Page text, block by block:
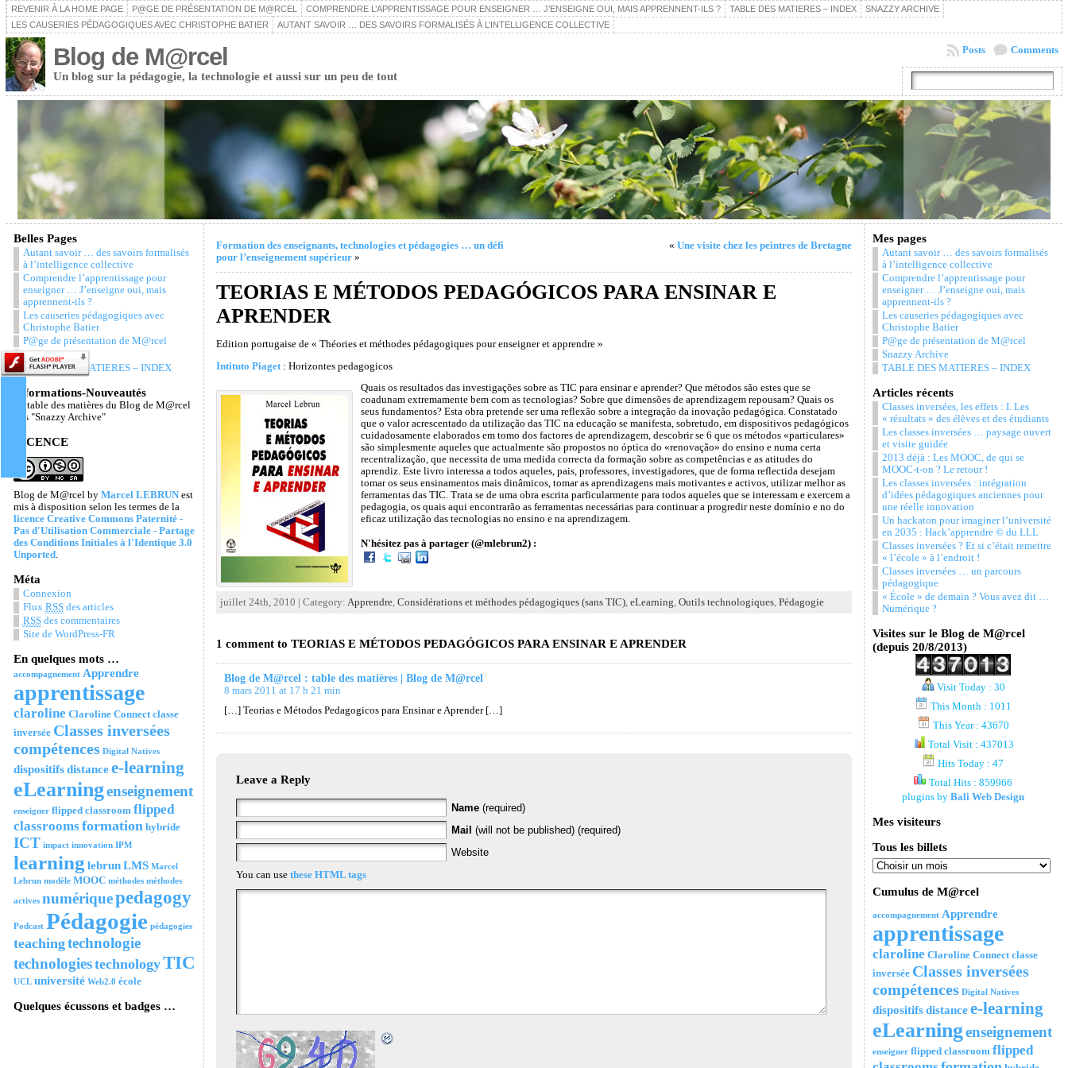
REVENIR À LA HOME PAGE P@GE DE PRÉSENTATION DE M@RCEL COMPRENDRE L’APPRENTISSAGE POUR ENSEIGNER … J’ENSEIGNE OUI, MAIS APPRENNENT-ILS ? TABLE DES MATIERES – INDEX
SNAZZY ARCHIVE
LES CAUSERIES PÉDAGOGIQUES AVEC CHRISTOPHE BATIER
AUTANT SAVOIR … DES SAVOIRS FORMALISÉS À L’INTELLIGENCE COLLECTIVE
Blog de M@rcel
Un blog sur la pédagogie, la technologie et aussi sur un peu de tout
Comments
Posts
Belles Pages
Autant savoir … des savoirs formalisés
à l’intelligence collective
Comprendre l’apprentissage pour
enseigner … J’enseigne oui, mais
apprennent-ils ?
Les causeries pédagogiques avec
Christophe Batier
P@ge de présentation de M@rcel
Snazzy Archive
TABLE DES MATIERES – INDEX
Informations-Nouveautés
La table des matières du Blog de M@rcel
Les "Snazzy Archive"
LICENCE
Blog de M@rcelby Marcel LEBRUNest
mis à disposition selon les termes de la
licence Creative Commons Paternité -
Pas d'Utilisation Commerciale - Partage
des Conditions Initiales à l'Identique 3.0
Unported.
Méta
Connexion
Flux RSSdes articles
RSSdes commentaires
Site de WordPress-FR
En quelques mots …
accompagnement Apprendre
apprentissage
claroline Claroline Connect classe
inversée Classes inversées
compétences Digital Natives
dispositifsdistancee-learning
eLearningenseignement
enseigner flipped classroom flipped
classroomsformation hybride
ICT impact innovation IPM
learning lebrunLMS Marcel
Lebrun modèle MOOC méthodes méthodes
actives numériquepedagogy
Podcast Pédagogie pédagogies
teachingtechnologie
technologiestechnologyTIC
UCL université Web2.0 école
Quelques écussons et badges …
Formation des enseignants, technologies et pédagogies … un défi
pour l’enseignement supérieur»
« Une visite chez les peintres de Bretagne
TEORIAS E MÉTODOS PEDAGÓGICOS PARA ENSINAR E
APRENDER
Edition portugaise de « Théories et méthodes pédagogiques pour enseigner et apprendre »
Intituto Piaget: Horizontes pedagogicos
Quais os resultados das investigações sobre as TIC para ensinar e aprender? Que métodos são estes que se
coadunam extremamente bem com as tecnologias? Sobre que dimensões de aprendizagem repousam? Quais os
seus fundamentos? Esta obra pretende ser uma reflexão sobre a integração da inovação pedagógica. Constatado
que o valor acrescentado da utilização das TIC na educação se manifesta, sobretudo, em dispositivos pedagógicos
cuidadosamente elaborados em tomo dos factores de aprendizagem, descobrir se 6 que os métodos «particulares»
são simplesmente aqueles que actualmente são propostos no óptica do «renovação» do ensino e numa certa
recentralização, que necessita de uma medida correcta da formação sobre as competências e as atitudes do
aprendiz. Este livro interessa a todos aqueles, pais, professores, investigadores, que de forma reflectida desejam
tomar os seus ensinamentos mais dinâmicos, tomar as aprendizagens mais motivantes e activos, utilizar melhor as
ferramentas das TIC. Trata se de uma obra escrita parficularmente para todos aqueles que se interessam e exercem a
pedagogia, os quais aqui encontrarão as ferramentas necessárias para continuar a progredir neste domínio e no do
eficaz utilização das tecnologias no ensino e na aprendizagem.
N'hésitez pas à partager (@mlebrun2) :
juillet 24th, 2010 | Category: Apprendre, Considérations et méthodes pédagogiques (sans TIC), eLearning, Outils technologiques, Pédagogie
1 comment to TEORIAS E MÉTODOS PEDAGÓGICOS PARA ENSINAR E APRENDER
Blog de M@rcel : table des matières | Blog de M@rcel
8 mars 2011 at 17 h 21 min
[…] Teorias e Métodos Pedagogicos para Ensinar e Aprender […]
Leave a Reply
Name (required)
Mail (will not be published) (required)
Website
You can use these HTML tags
Mes pages
Autant savoir … des savoirs formalisés
à l’intelligence collective
Comprendre l’apprentissage pour
enseigner … J’enseigne oui, mais
apprennent-ils ?
Les causeries pédagogiques avec
Christophe Batier
P@ge de présentation de M@rcel
Snazzy Archive
TABLE DES MATIERES – INDEX
Articles récents
Classes inversées, les effets : I. Les
« résultats » des élèves et des étudiants
Les classes inversées … paysage ouvert
et visite guidée
2013 déjà : Les MOOC, de qui se
MOOC-t-on ? Le retour !
Les classes inversées : intégration
d’idées pédagogiques anciennes pour
une réelle innovation
Un hackaton pour imaginer l’université
en 2035 : Hack’apprendre © du LLL
Classes inversées ? Et si c’était remettre
« l’école » à l’endroit !
Classes inversées … un parcours
pédagogique
« École » de demain ? Vous avez dit …
Numérique ?
Visites sur le Blog de M@rcel
(depuis 20/8/2013)
Visit Today : 30
This Month : 1011
This Year : 43670
Total Visit : 437013
Hits Today : 47
Total Hits : 859966
plugins byBali Web Design
Mes visiteurs
Tous les billets
Cumulus de M@rcel
accompagnement Apprendre
apprentissage
claroline Claroline Connect classe
inversée Classes inversées
compétences Digital Natives
dispositifsdistancee-learning
eLearningenseignement
enseigner flipped classroom flipped